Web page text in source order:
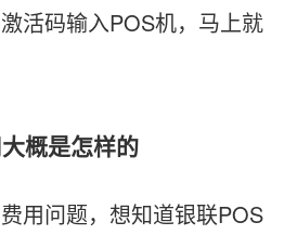
活码输入POS机，马上就
概是怎样的
问题，想知道银联POS